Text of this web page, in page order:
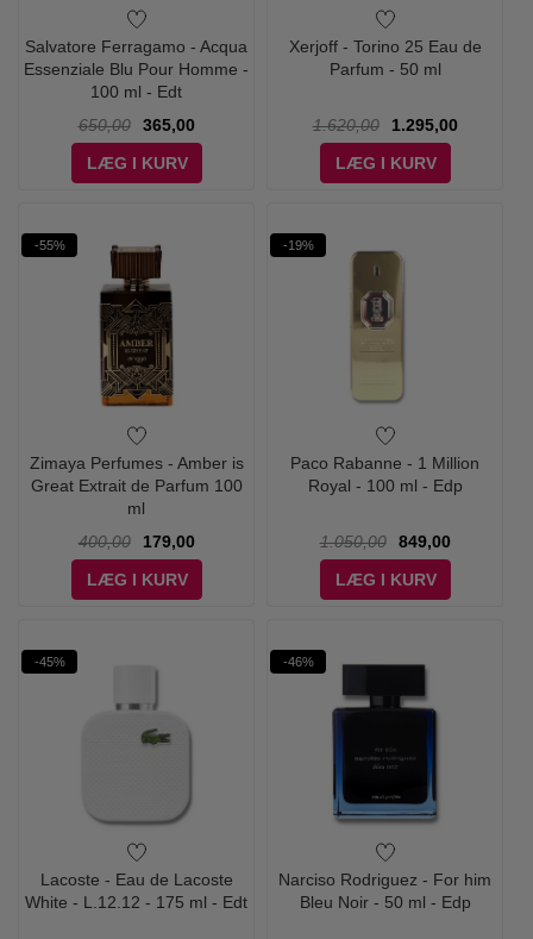
Salvatore Ferragamo - Acqua
Essenziale Blu Pour Homme -
100 ml - Edt
650,00
365,00
LÆG I KURV
Xerjoff - Torino 25 Eau de
Parfum - 50 ml
1.620,00
1.295,00
LÆG I KURV
-55%
Zimaya Perfumes - Amber is
Great Extrait de Parfum 100
ml
400,00
179,00
LÆG I KURV
-19%
Paco Rabanne - 1 Million
Royal - 100 ml - Edp
1.050,00
849,00
LÆG I KURV
-45%
Lacoste - Eau de Lacoste
White - L.12.12 - 175 ml - Edt
-46%
Narciso Rodriguez - For him
Bleu Noir - 50 ml - Edp